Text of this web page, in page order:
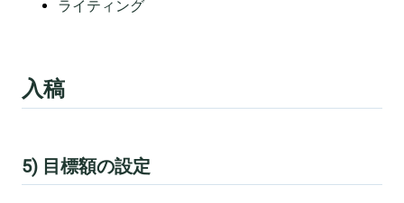
ライティング
入稿
5) 目標額の設定